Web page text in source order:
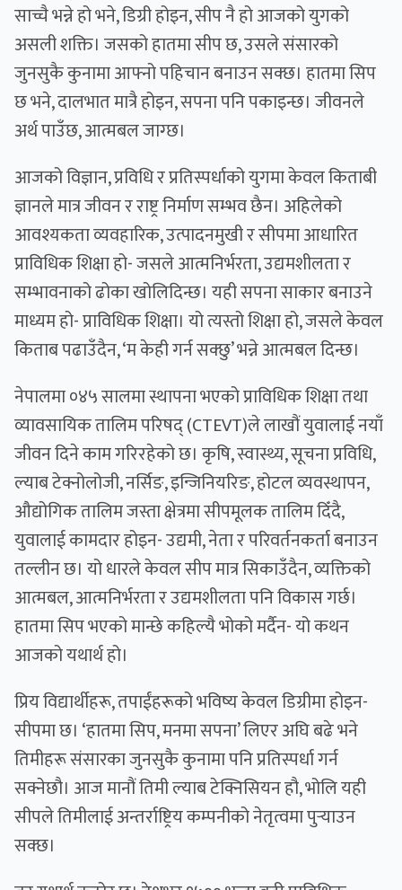
साच्चै भन्ने हो भने, डिग्री होइन, सीप नै हो आजको युगको
असली शक्ति। जसको हातमा सीप छ, उसले संसारको
जुनसुकै कुनामा आफ्नो पहिचान बनाउन सक्छ। हातमा सिप
छ भने, दालभात मात्रै होइन, सपना पनि पकाइन्छ। जीवनले
अर्थ पाउँछ, आत्मबल जाग्छ।
आजको विज्ञान, प्रविधि र प्रतिस्पर्धाको युगमा केवल किताबी
ज्ञानले मात्र जीवन र राष्ट्र निर्माण सम्भव छैन। अहिलेको
आवश्यकता व्यवहारिक, उत्पादनमुखी र सीपमा आधारित
प्राविधिक शिक्षा हो- जसले आत्मनिर्भरता, उद्यमशीलता र
सम्भावनाको ढोका खोलिदिन्छ। यही सपना साकार बनाउने
माध्यम हो- प्राविधिक शिक्षा। यो त्यस्तो शिक्षा हो, जसले केवल
किताब पढाउँदैन, ‘म केही गर्न सक्छु’ भन्ने आत्मबल दिन्छ।
नेपालमा ०४५ सालमा स्थापना भएको प्राविधिक शिक्षा तथा
व्यावसायिक तालिम परिषद् (CTEVT)ले लाखौं युवालाई नयाँ
जीवन दिने काम गरिरहेको छ। कृषि, स्वास्थ्य, सूचना प्रविधि,
ल्याब टेक्नोलोजी, नर्सिङ, इन्जिनियरिङ, होटल व्यवस्थापन,
औद्योगिक तालिम जस्ता क्षेत्रमा सीपमूलक तालिम दिँदै,
युवालाई कामदार होइन- उद्यमी, नेता र परिवर्तनकर्ता बनाउन
तल्लीन छ। यो धारले केवल सीप मात्र सिकाउँदैन, व्यक्तिको
आत्मबल, आत्मनिर्भरता र उद्यमशीलता पनि विकास गर्छ।
हातमा सिप भएको मान्छे कहिल्यै भोको मर्दैन- यो कथन
आजको यथार्थ हो।
प्रिय विद्यार्थीहरू, तपाईंहरूको भविष्य केवल डिग्रीमा होइन-
सीपमा छ। ‘हातमा सिप, मनमा सपना’ लिएर अघि बढे भने
तिमीहरू संसारका जुनसुकै कुनामा पनि प्रतिस्पर्धा गर्न
सक्नेछौ। आज मानौं तिमी ल्याब टेक्निसियन हौ, भोलि यही
सीपले तिमीलाई अन्तर्राष्ट्रिय कम्पनीको नेतृत्वमा पुर्‍याउन
सक्छ।